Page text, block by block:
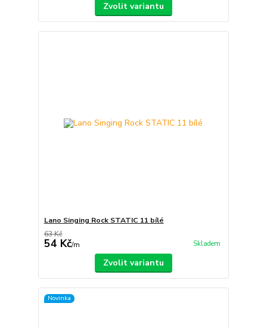
Zvolit variantu
Lano Singing Rock STATIC 11 bílé
63 Kč
54 Kč/m Skladem
Zvolit variantu
Novinka